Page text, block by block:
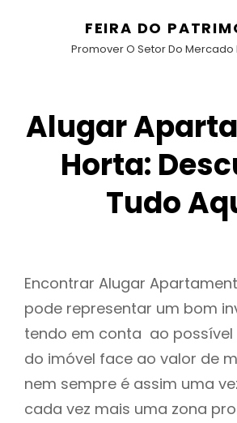
FEIRA DO
Promover O Setor Do
Alugar
Horta:
Tudo
Encontrar Alugar
pode representar um bom
tendo em conta ao possível
do imóvel face ao valor de
nem sempre é assim uma
cada vez mais uma zona